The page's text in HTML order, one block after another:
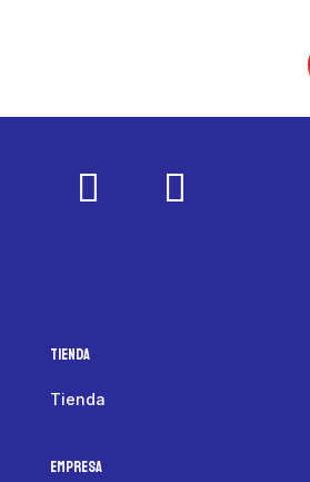
Tienda
Tienda
Empresa